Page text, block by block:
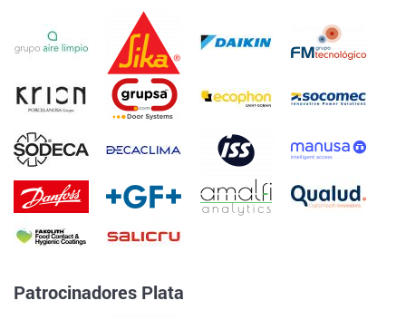
Patrocinadores Plata